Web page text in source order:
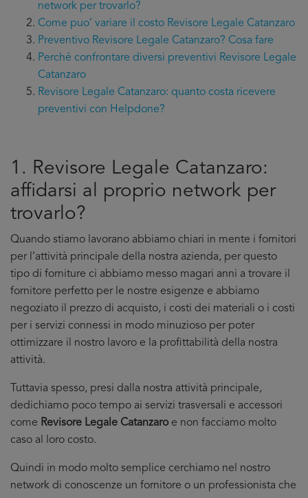
network per trovarlo?
Come puo’ variare il costo Revisore Legale Catanzaro
Preventivo Revisore Legale Catanzaro? Cosa fare
Perché confrontare diversi preventivi Revisore Legale
Catanzaro
Revisore Legale Catanzaro: quanto costa ricevere
preventivi con Helpdone?
1. Revisore Legale Catanzaro:
affidarsi al proprio network per
trovarlo?
Quando stiamo lavorano abbiamo chiari in mente i fornitori
per l’attività principale della nostra azienda, per questo
tipo di forniture ci abbiamo messo magari anni a trovare il
fornitore perfetto per le nostre esigenze e abbiamo
negoziato il prezzo di acquisto, i costi dei materiali o i costi
per i servizi connessi in modo minuzioso per poter
ottimizzare il nostro lavoro e la profittabilità della nostra
attività.
Tuttavia spesso, presi dalla nostra attività principale,
dedichiamo poco tempo ai servizi trasversali e accessori
come Revisore Legale Catanzaroe non facciamo molto
caso al loro costo.
Quindi in modo molto semplice cerchiamo nel nostro
network di conoscenze un fornitore o un professionista che